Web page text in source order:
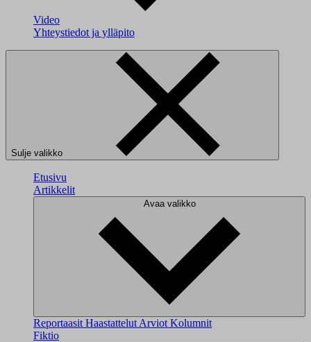
Video
Yhteystiedot ja ylläpito
Sulje valikko
Etusivu
Artikkelit
Avaa valikko
Reportaasit Haastattelut Arviot Kolumnit
Fiktio